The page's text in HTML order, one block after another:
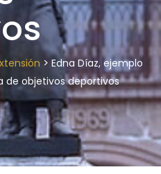
> Edna Díaz, ejemplo
de objetivos deportivos